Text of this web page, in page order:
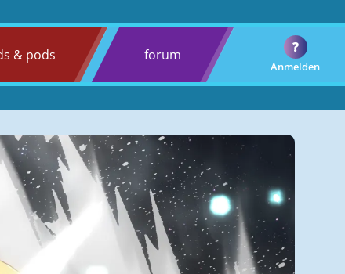
& pods forum
Anmelden
?